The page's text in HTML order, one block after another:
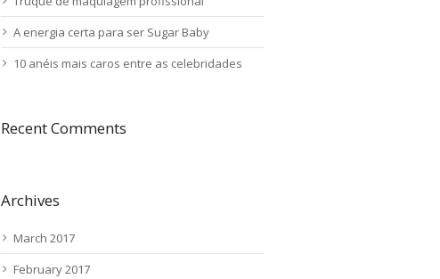
A energia certa para ser Sugar Baby
10 anéis mais caros entre as celebridades
Recent Comments
Archives
March 2017
February 2017